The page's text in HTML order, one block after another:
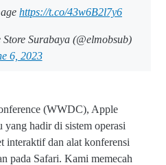
https://t.co/43w6B2l7y6
Surabaya (@elmobsub)
6, 2023
(WWDC), Apple
hadir di sistem operasi
interaktif dan alat konferensi
pada Safari. Kami memecah